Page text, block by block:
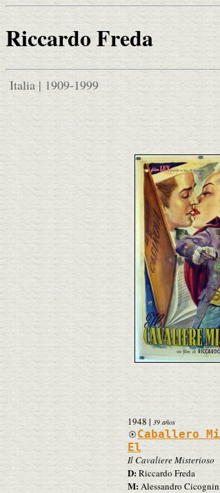
Riccardo Freda
Italia | 1909-1999
1948 | 39 años
Caballero
El
Il Cavaliere Misterioso
D:Riccardo Freda
M:Alessandro